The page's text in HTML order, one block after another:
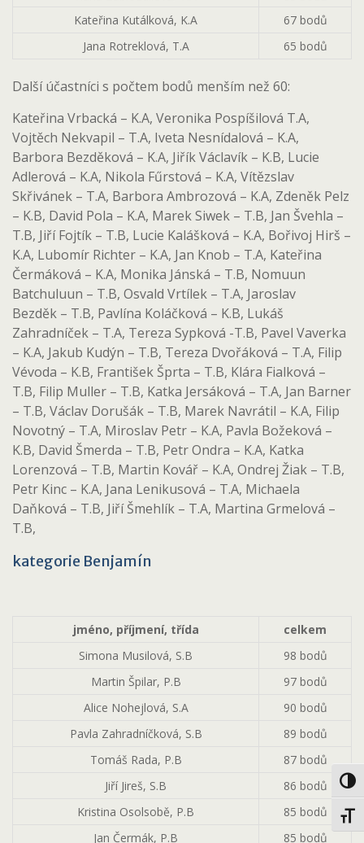
Kateřina Kutálková, K.A
67 bodů
Jana Rotreklová, T.A
65 bodů
Další účastníci s počtem bodů menším než 60:
Kateřina Vrbacká – K.A, Veronika Pospíšilová T.A,
Vojtěch Nekvapil – T.A, Iveta Nesnídalová – K.A,
Barbora Bezděková – K.A, Jiřík Václavík – K.B, Lucie
Adlerová – K.A, Nikola Fűrstová – K.A, Vítězslav
Skřivánek – T.A, Barbora Ambrozová – K.A, Zdeněk Pelz
– K.B, David Pola – K.A, Marek Siwek – T.B, Jan Švehla –
T.B, Jiří Fojtík – T.B, Lucie Kalášková – K.A, Bořivoj Hirš –
K.A, Lubomír Richter – K.A, Jan Knob – T.A, Kateřina
Čermáková – K.A, Monika Jánská – T.B, Nomuun
Batchuluun – T.B, Osvald Vrtílek – T.A, Jaroslav
Bezděk – T.B, Pavlína Koláčková – K.B, Lukáš
Zahradníček – T.A, Tereza Sypková -T.B, Pavel Vaverka
– K.A, Jakub Kudýn – T.B, Tereza Dvořáková – T.A, Filip
Vévoda – K.B, František Šprta – T.B, Klára Fialková –
T.B, Filip Muller – T.B, Katka Jersáková – T.A, Jan Barner
– T.B, Václav Dorušák – T.B, Marek Navrátil – K.A, Filip
Novotný – T.A, Miroslav Petr – K.A, Pavla Božeková –
K.B, David Šmerda – T.B, Petr Ondra – K.A, Katka
Lorenzová – T.B, Martin Kovář – K.A, Ondrej Žiak – T.B,
Petr Kinc – K.A, Jana Lenikusová – T.A, Michaela
Daňková – T.B, Jiří Šmehlík – T.A, Martina Grmelová –
T.B,
kategorie Benjamín
jméno, příjmení, třída
celkem
Simona Musilová, S.B
98 bodů
Martin Špilar, P.B
97 bodů
Alice Nohejlová, S.A
90 bodů
Pavla Zahradníčková, S.B
89 bodů
Tomáš Rada, P.B
87 bodů
Jiří Jireš, S.B
86 bodů
Kristina Osolsobě, P.B
85 bodů
Jan Čermák, P.B
85 bodů